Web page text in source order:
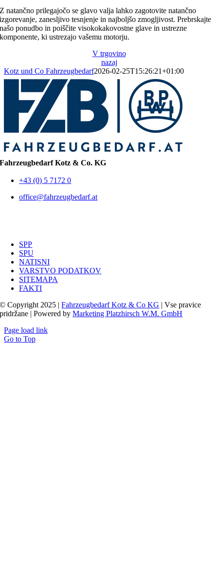
Z natančno prilegajočo se glavo valja lahko zagotovite natančno
izgorevanje, zanesljivo tesnjenje in najboljšo zmogljivost. Prebrskajte
našo ponudbo in poiščite visokokakovostne glave in ustrezne
komponente, ki ustrezajo vašemu motorju.
V trgovino
nazaj
Kotz und Co Fahrzeugbedarf2026-02-25T15:26:21+01:00
Fahrzeugbedarf Kotz & Co. KG
+43 (0) 5 7172 0
office@fahrzeugbedarf.at
SPP
SPU
NATISNI
VARSTVO PODATKOV
SITEMAPA
FAKTI
© Copyright 2025 |Fahrzeugbedarf Kotz & Co KG | Vse pravice
pridržane | Powered byMarketing Platzhirsch W.M. GmbH
Page load link
Go to Top